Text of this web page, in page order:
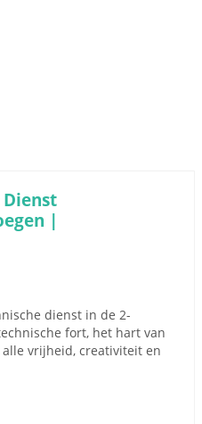
|
dienst in de 2-
fort, het hart van
vrijheid, creativiteit en